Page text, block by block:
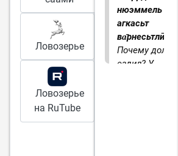
Ловозерье
Ловозерье
на RuTube
нюэммель
агкасьт
ва̄рнесьтлӣйе.
Почему долго
ездил? У